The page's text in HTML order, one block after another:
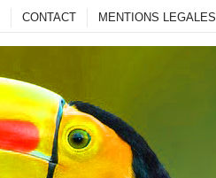
CONTACT MENTIONS LEGALES